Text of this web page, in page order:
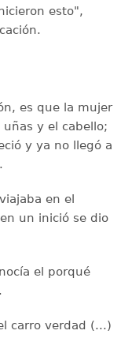
esto",
es que la mujer
y el cabello;
y ya no llegó a
en el
un inició se dio
el porqué
carro verdad (...)